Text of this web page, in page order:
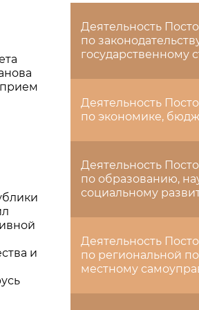
и
Деятельность
по
государственному
Деятельность
по экономике,
Деятельность
по образованию,
социальному
Деятельность
по региональной
местному